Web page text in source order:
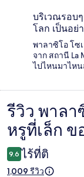
บริเวณรอบ
โลก เป็นอย่
พาลาซิโอ โซ
จาก สถานี La
ไปไหนมาไห
รีวิว
รีวิว พาลา
หรูที่เล็ก ข
9.6 ไร้ที่ติ
1,009 รีวิว